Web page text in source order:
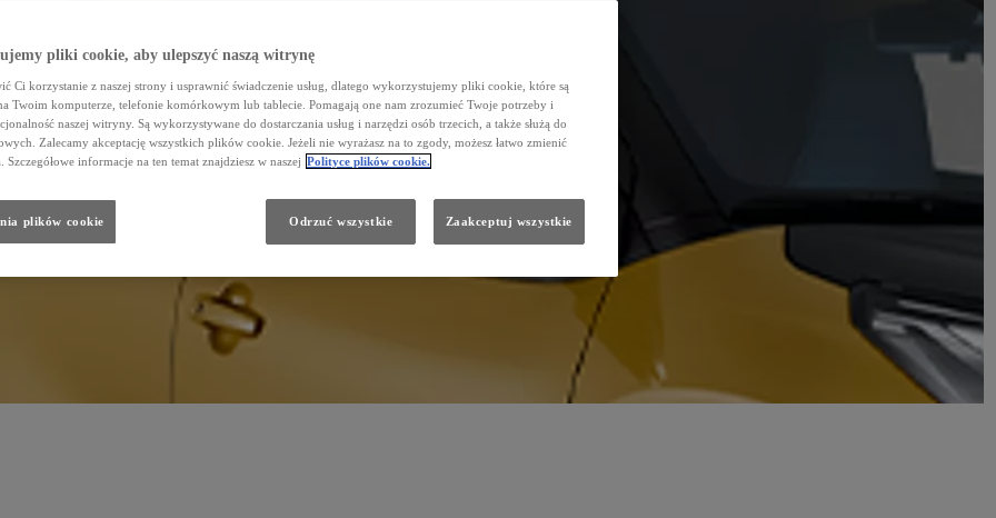
pliki cookie, aby ulepszyć naszą witrynę
Ci korzystanie z naszej strony i usprawnić świadczenie usług, dlatego wykorzystujemy pliki cookie, które są
Twoim komputerze, telefonie komórkowym lub tablecie. Pomagają one nam zrozumieć Twoje potrzeby i
naszej witryny. Są wykorzystywane do dostarczania usług i narzędzi osób trzecich, a także służą do
Zalecamy akceptację wszystkich plików cookie. Jeżeli nie wyrażasz na to zgody, możesz łatwo zmienić
Szczegółowe informacje na ten temat znajdziesz w naszej Polityce plików cookie.
Odrzuć wszystkie Zaakceptuj wszystkie
plików cookie